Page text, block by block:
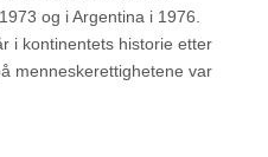
og i Argentina i 1976.
i kontinentets historie etter
menneskerettighetene var